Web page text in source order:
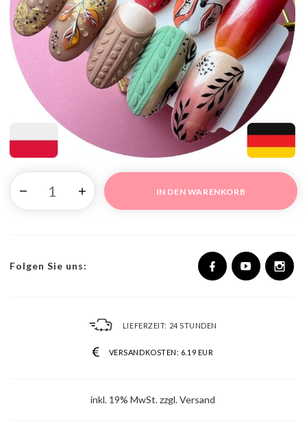
IN DEN WARENKORB
Folgen Sie uns:
LIEFERZEIT: 24 STUNDEN
VERSANDKOSTEN: 6.19 EUR
inkl. 19% MwSt. zzgl. Versand